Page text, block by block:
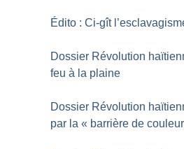
Édito : Ci-gît
Dossier Révolution
feu à la plaine
Dossier Révolution
par la « barrière de couleur